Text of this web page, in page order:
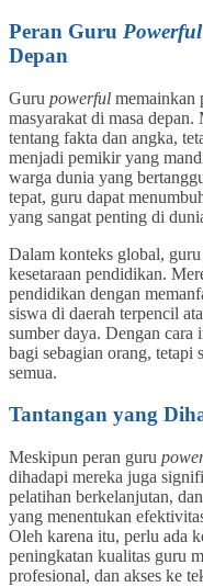
Peran Guru Powerful
Depan
Guru powerful memainkan
masyarakat di masa
tentang fakta dan angka,
menjadi pemikir yang
warga dunia yang
tepat, guru dapat
yang sangat penting di
Dalam konteks global, guru
kesetaraan pendidikan.
pendidikan dengan
siswa di daerah terpencil
sumber daya. Dengan
bagi sebagian orang, tetapi
semua.
Tantangan yang
Meskipun peran guru
dihadapi mereka juga
pelatihan berkelanjutan,
yang menentukan
Oleh karena itu, perlu ada
peningkatan kualitas guru
profesional, dan akses ke